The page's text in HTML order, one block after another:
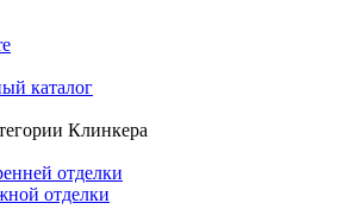
каталог
Клинкера
отделки
отделки